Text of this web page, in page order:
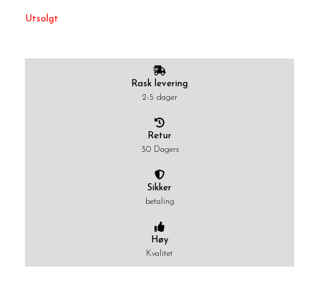
Utsolgt
Rask levering
2-5 dager
Retur
30 Dagers
Sikker
betaling
Høy
Kvalitet